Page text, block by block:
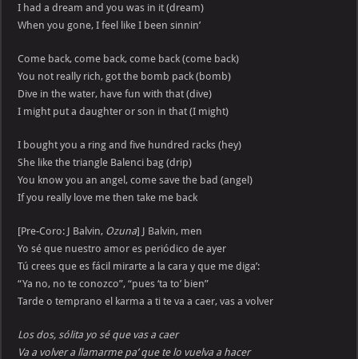
I had a dream and you was in it (dream)
When you gone, I feel like I been sinnin’
Come back, come back, come back (come back)
You not really rich, got the bomb pack (bomb)
Dive in the water, have fun with that (dive)
I might put a daughter or son in that (I might)
I bought you a ring and five hundred racks (hey)
She like the triangle Balenci bag (drip)
You know you an angel, come save the bad (angel)
If you really love me then take me back
[Pre-Coro: J Balvin, Ozuna] J Balvin, men
Yo sé que nuestro amor es periódico de ayer
Tú crees que es fácil mirarte a la cara y que me diga’:
“Ya no, no te conozco”, “pues ‘ta to’ bien”
Tarde o temprano el karma a ti te va a caer, vas a volver
Los dos, sólita yo sé que vas a caer
Va a volver a llamarme pa’ que te lo vuelva a hacer